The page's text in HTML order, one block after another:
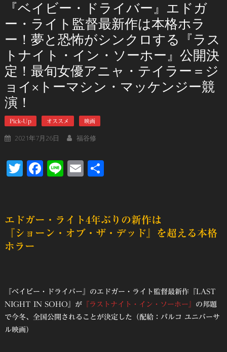
『ベイビー・ドライバー』エドガ
ー・ライト監督最新作は本格ホラ
ー！夢と恐怖がシンクロする『ラス
トナイト・イン・ソーホー』公開決
定！最旬女優アニャ・テイラー＝ジ
ョイ×トーマシン・マッケンジー競
演！
Pick-Up オススメ 映画
2021年7月26日 福谷修
Twitter
Facebook
LineEmail
エドガー・ライト4年ぶりの新作は
『ショーン・オブ・ザ・デッド』を超える本格
ホラー
『ベイビー・ドライバー』のエドガー・ライト監督最新作『LAST
NIGHT IN SOHO』が『ラストナイト・イン・ソーホー』 の邦題
で今冬、全国公開されることが決定した（配給：パルコ ユニバーサ
ル映画）